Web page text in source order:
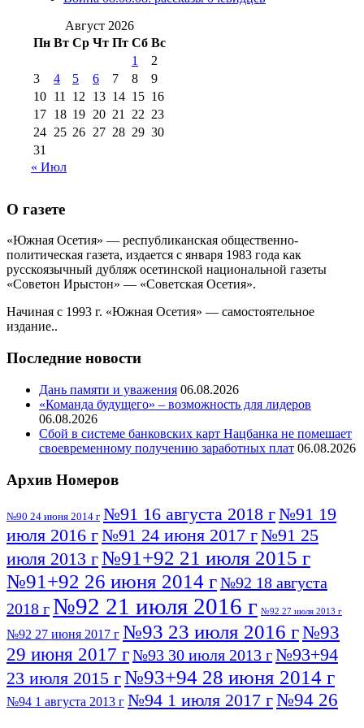
2017 г(9)
№99 4 августа
2016 г(12) №99 8 июля 2014 г
августа 2012 г(11)
августа 2013 г
(12)
Август 2026
Пн Вт Ср Чт Пт Сб Вс
1
2
3
4 5 6 7 8
9
10 11 12 13 14 15 16
17 18 19 20 21 22 23
24 25 26 27 28 29 30
31
« Июл
О газете
«Южная Осетия» — республиканская общественно-
политическая газета, издается с января 1983 года как
русскоязычный дубляж осетинской национальной газеты
«Советон Ирыстон» — «Советская Осетия».
Начиная с 1993 г. «Южная Осетия» — самостоятельное
издание..
Последние новости
Дань памяти и уважения 06.08.2026
«Команда будущего» – возможность для лидеров
06.08.2026
Сбой в системе банковских карт Нацбанка не помешает
своевременному получению заработных плат 06.08.2026
Архив Номеров
№90 24 июня 2014 г №91 16 августа 2018 г№91 19
июля 2016 г№91 24 июня 2017 г№91 25
июля 2013 г№91+92 21 июля 2015 г
№91+92 26 июня 2014 г№92 18 августа
2018 г№92 21 июля 2016 г №92 27 июля 2013 г
№92 27 июня 2017 г №93 23 июля 2016 г№93
29 июня 2017 г№93 30 июля 2013 г№93+94
23 июля 2015 г№93+94 28 июня 2014 г
№94 1 августа 2013 г №94 1 июля 2017 г№94 26